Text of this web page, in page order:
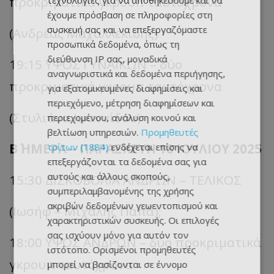
(Ανδρέας Μαχαλλεκίδης)
19:15 ΥΨΟΣ ΓΥΝΑΙΚΩΝ – δύο
προκριματικά γκρουπ ταυτόχρονα
(Στυλιάνα Ιωαννίδου)
Β΄ ΗΜΕΡΑ – ΠΑΡΑΣΚΕΥΗ 18 ΙΟΥΛΙΟΥ 2025
15:30 ΔΙΣΚΟΒΟΛΙΑ ΑΝΔΡΩΝ – ΤΕΛΙΚΟΣ
(Ιωσήφ – Μιχάλης Παπά);
18:00 ΥΨΟΣ ΑΝΔΡΩΝ – δύο προκριματικά
γκρουπ ταυτόχρονα
έχουμε πρόσβαση σε πληροφορίες στη
συσκευή σας και να επεξεργαζόμαστε
προσωπικά δεδομένα, όπως τη
διεύθυνση IP σας, μοναδικά
αναγνωριστικά και δεδομένα περιήγησης,
για εξατομικευμένες διαφημίσεις και
περιεχόμενο, μέτρηση διαφημίσεων και
περιεχομένου, ανάλυση κοινού και
βελτίωση υπηρεσιών. Προμηθευτές
τρίτων (1884)ενδέχεται επίσης να
επεξεργάζονται τα δεδομένα σας για
αυτούς και άλλους σκοπούς,
συμπεριλαμβανομένης της χρήσης
ακριβών δεδομένων γεωεντοπισμού και
χαρακτηριστικών συσκευής. Οι επιλογές
σας ισχύουν μόνο για αυτόν τον
ιστότοπο. Ορισμένοι προμηθευτές
μπορεί να βασίζονται σε έννομο